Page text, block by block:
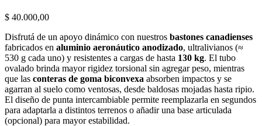
$ 40.000,00
Disfrutá de un apoyo dinámico con nuestros bastones canadienses
fabricados en aluminio aeronáutico anodizado, ultralivianos (≈
530 g cada uno) y resistentes a cargas de hasta 130 kg. El tubo
ovalado brinda mayor rigidez torsional sin agregar peso, mientras
que las conteras de goma biconvexa absorben impactos y se
agarran al suelo como ventosas, desde baldosas mojadas hasta ripio.
El diseño de punta intercambiable permite reemplazarla en segundos
para adaptarla a distintos terrenos o añadir una base articulada
(opcional) para mayor estabilidad.